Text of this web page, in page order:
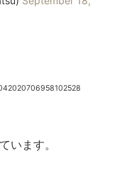
います。